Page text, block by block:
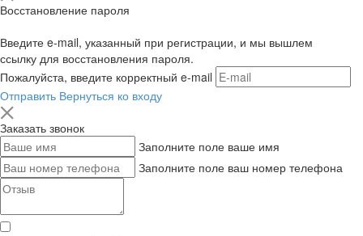
Восстановление пароля
Введите e-mail, указанный при регистрации, и мы вышлем
ссылку для восстановления пароля.
Пожалуйста, введите корректный e-mail
Отправить Вернуться ко входу
Заказать звонок
Заполните поле ваше имя
Заполните поле ваш номер телефона